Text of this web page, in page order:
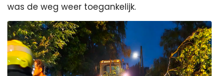
was de weg weer toegankelijk.